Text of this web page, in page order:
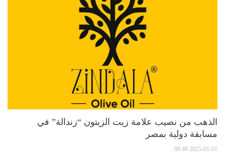
الذهب من نصيب علامة زيت الزيتون “زندالة” في
مسابقة دولية بمصر
2025-01-01 08:48